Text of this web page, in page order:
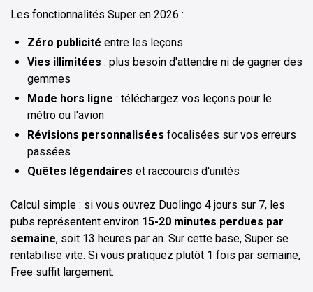
Les fonctionnalités Super en 2026 :
Zéro publicité entre les leçons
Vies illimitées : plus besoin d'attendre ni de gagner des
gemmes
Mode hors ligne : téléchargez vos leçons pour le
métro ou l'avion
Révisions personnalisées focalisées sur vos erreurs
passées
Quêtes légendaires et raccourcis d'unités
Calcul simple : si vous ouvrez Duolingo 4 jours sur 7, les
pubs représentent environ 15-20 minutes perdues par
semaine, soit 13 heures par an. Sur cette base, Super se
rentabilise vite. Si vous pratiquez plutôt 1 fois par semaine,
Free suffit largement.